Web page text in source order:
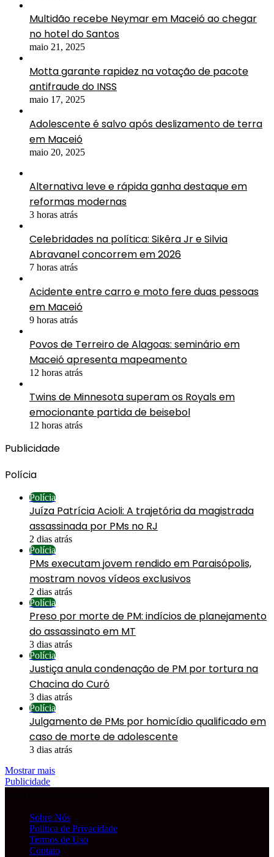
Multidão recebe Neymar em Maceió ao chegar
no hotel do Santos
maio 21, 2025
Motta garante rapidez na votação de pacote
antifraude do INSS
maio 17, 2025
Adolescente é salvo após deslizamento de terra
em Maceió
maio 20, 2025
Alternativa leve e rápida ganha destaque em
reformas modernas
3 horas atrás
Celebridades na política: Sikêra Jr e Silvia
Abravanel concorrem em 2026
7 horas atrás
Acidente entre carro e moto fere duas pessoas
em Maceió
9 horas atrás
Povos de Terreiro de Alagoas: seminário em
Maceió apresenta mapeamento
12 horas atrás
Twins de Minnesota superam os Royals em
emocionante partida de beisebol
12 horas atrás
Publicidade
Polícia
Polícia
Juíza Patrícia Acioli: A trajetória da magistrada
assassinada por PMs no RJ
2 dias atrás
Polícia
PMs executam jovem rendido em Paraisópolis,
mostram novos vídeos exclusivos
2 dias atrás
Polícia
Preso por morte de PM: indícios de planejamento
do assassinato em MT
3 dias atrás
Polícia
Justiça anula condenação de PM por tortura na
Chacina do Curó
3 dias atrás
Polícia
Julgamento de PMs por homicídio qualificado em
caso de morte de adolescente
3 dias atrás
Mostrar mais
Publicidade
Sobre Nós
Política de Privacidade
Termos de Uso
Contato